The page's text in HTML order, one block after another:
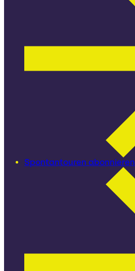
Spontantouren abonnieren